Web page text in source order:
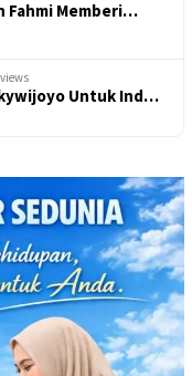
Fahmi Memberi…
Untuk Ind…